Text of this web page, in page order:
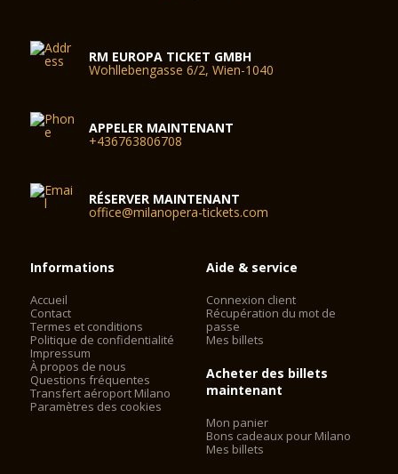
RM EUROPA TICKET GMBH
Wohllebengasse 6/2, Wien-1040
APPELER MAINTENANT
+436763806708
RÉSERVER MAINTENANT
office@milanopera-tickets.com
Informations
Accueil
Contact
Termes et conditions
Politique de confidentialité
Impressum
À propos de nous
Questions fréquentes
Transfert aéroport Milano
Paramètres des cookies
Aide & service
Connexion client
Récupération du mot de
passe
Mes billets
Acheter des billets
maintenant
Mon panier
Bons cadeaux pour Milano
Mes billets